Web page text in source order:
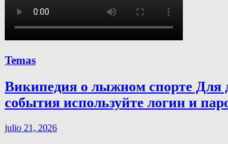
Temas
Википедия о лыжном спорте Для
события используйте логин и
julio 21, 2026